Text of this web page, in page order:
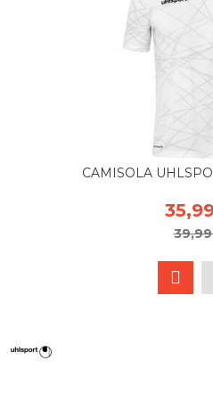
CAMISOLA